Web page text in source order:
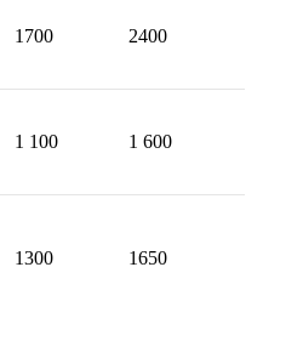
1700 2400
1 100 1 600
1300 1650